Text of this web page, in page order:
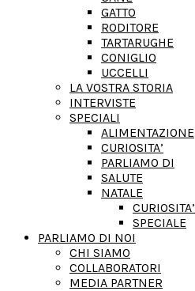
GATTO
RODITORE
TARTARUGHE
CONIGLIO
UCCELLI
LA VOSTRA STORIA
INTERVISTE
SPECIALI
ALIMENTAZIONE
CURIOSITA’
PARLIAMO DI
SALUTE
NATALE
CURIOSITA’
SPECIALE
PARLIAMO DI NOI
CHI SIAMO
COLLABORATORI
MEDIA PARTNER